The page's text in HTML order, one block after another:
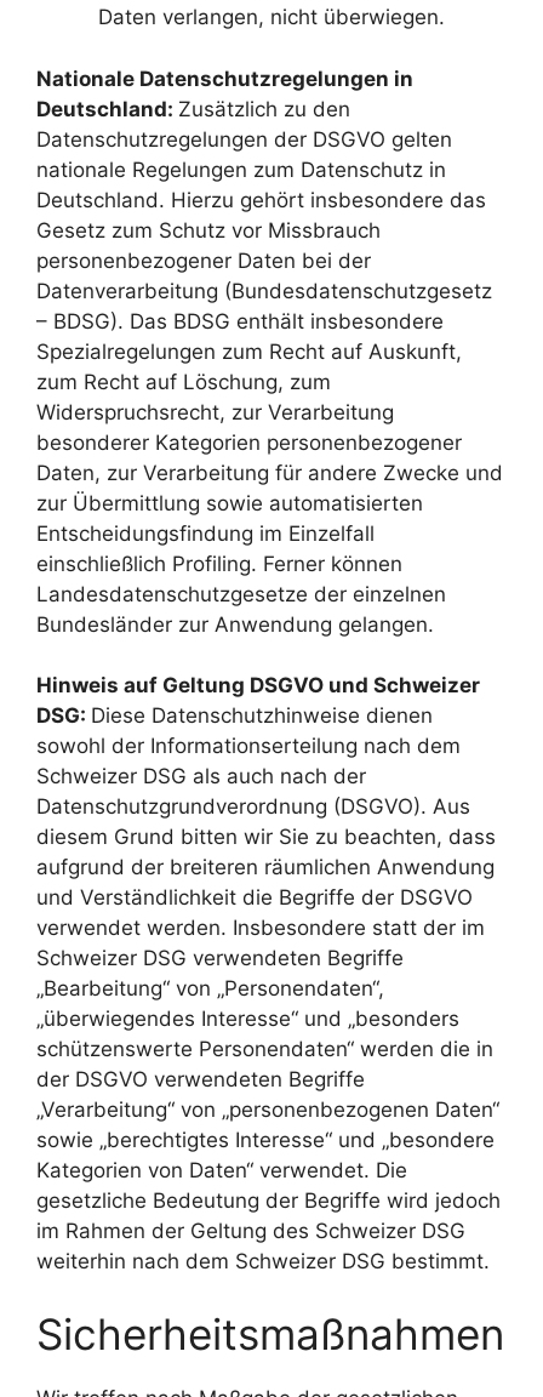
Daten verlangen, nicht überwiegen.
Nationale Datenschutzregelungen in
Deutschland: Zusätzlich zu den
Datenschutzregelungen der DSGVO gelten
nationale Regelungen zum Datenschutz in
Deutschland. Hierzu gehört insbesondere das
Gesetz zum Schutz vor Missbrauch
personenbezogener Daten bei der
Datenverarbeitung (Bundesdatenschutzgesetz
– BDSG). Das BDSG enthält insbesondere
Spezialregelungen zum Recht auf Auskunft,
zum Recht auf Löschung, zum
Widerspruchsrecht, zur Verarbeitung
besonderer Kategorien personenbezogener
Daten, zur Verarbeitung für andere Zwecke und
zur Übermittlung sowie automatisierten
Entscheidungsfindung im Einzelfall
einschließlich Profiling. Ferner können
Landesdatenschutzgesetze der einzelnen
Bundesländer zur Anwendung gelangen.
Hinweis auf Geltung DSGVO und Schweizer
DSG: Diese Datenschutzhinweise dienen
sowohl der Informationserteilung nach dem
Schweizer DSG als auch nach der
Datenschutzgrundverordnung (DSGVO). Aus
diesem Grund bitten wir Sie zu beachten, dass
aufgrund der breiteren räumlichen Anwendung
und Verständlichkeit die Begriffe der DSGVO
verwendet werden. Insbesondere statt der im
Schweizer DSG verwendeten Begriffe
„Bearbeitung“ von „Personendaten“,
„überwiegendes Interesse“ und „besonders
schützenswerte Personendaten“ werden die in
der DSGVO verwendeten Begriffe
„Verarbeitung“ von „personenbezogenen Daten“
sowie „berechtigtes Interesse“ und „besondere
Kategorien von Daten“ verwendet. Die
gesetzliche Bedeutung der Begriffe wird jedoch
im Rahmen der Geltung des Schweizer DSG
weiterhin nach dem Schweizer DSG bestimmt.
Sicherheitsmaßnahmen